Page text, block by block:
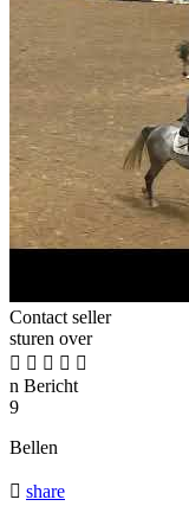
Contact seller
sturen over
    
n Bericht
9
Bellen
 share